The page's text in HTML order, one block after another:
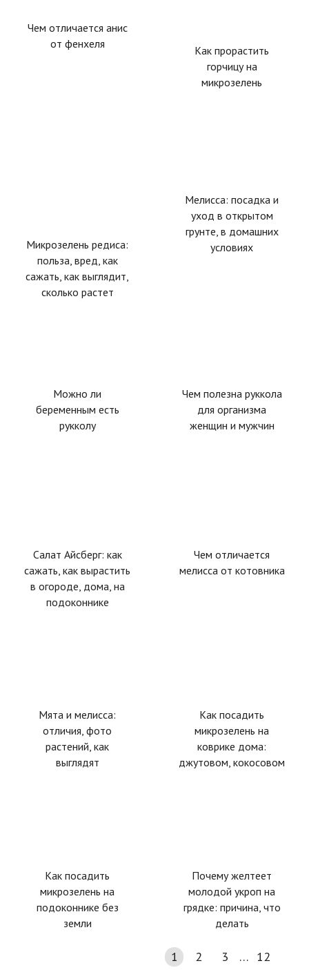
Чем отличается анис
от фенхеля
Как прорастить
горчицу на
микрозелень
Микрозелень редиса:
польза, вред, как
сажать, как выглядит,
сколько растет
Мелисса: посадка и
уход в открытом
грунте, в домашних
условиях
Можно ли
беременным есть
рукколу
Чем полезна руккола
для организма
женщин и мужчин
Салат Айсберг: как
сажать, как вырастить
в огороде, дома, на
подоконнике
Чем отличается
мелисса от котовника
Мята и мелисса:
отличия, фото
растений, как
выглядят
Как посадить
микрозелень на
коврике дома:
джутовом, кокосовом
Как посадить
микрозелень на
подоконнике без
земли
Почему желтеет
молодой укроп на
грядке: причина, что
делать
1 2 3 … 12